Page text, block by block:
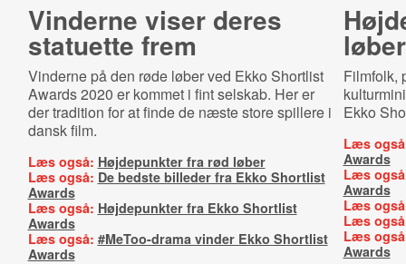
Vinderne viser deres
statuette frem
Vinderne på den røde løber ved Ekko Shortlist
Awards 2020 er kommet i fint selskab. Her er
der tradition for at finde de næste store spillere i
dansk film.
Læs også: Højdepunkter fra rød løber
Læs også: De bedste billeder fra Ekko Shortlist
Awards
Læs også: Højdepunkter fra Ekko Shortlist
Awards
Læs også: #MeToo-drama vinder Ekko Shortlist
Awards
løber
Filmfolk,
Ekko
Læs
Awards
Læs
Awards
Læs
Læs
Læs
Awards